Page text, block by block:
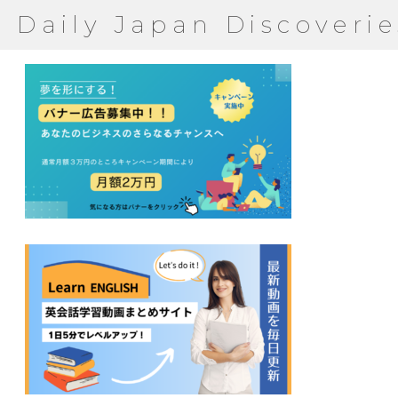
Daily Japan